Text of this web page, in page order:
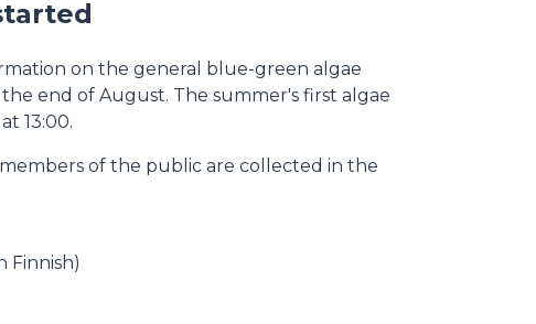
on the general blue-green algae
end of August. The summer's first algae
13:00.
of the public are collected in the
Finnish)